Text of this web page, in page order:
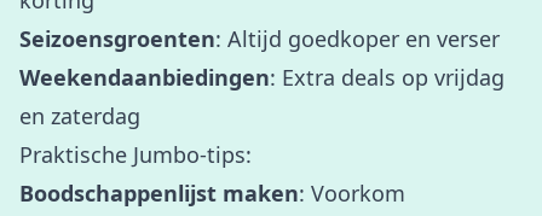
Seizoensgroenten: Altijd goedkoper en verser
Weekendaanbiedingen: Extra deals op vrijdag
en zaterdag
Praktische Jumbo-tips:
Boodschappenlijst maken: Voorkom